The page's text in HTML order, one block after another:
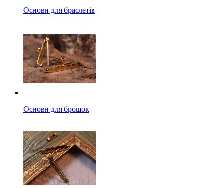
Основи для браслетів
Основи для брошок